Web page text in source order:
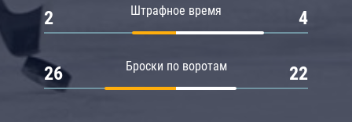
Штрафное время
2 4
Броски по воротам
26 22